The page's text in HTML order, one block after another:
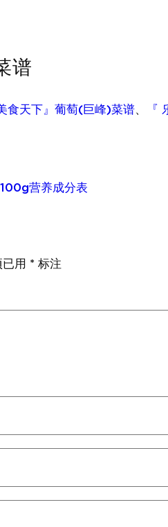
谱
食天下』葡萄(巨峰)菜谱、 『
营养成分表
用 * 标注